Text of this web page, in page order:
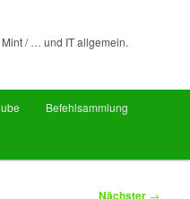
/ … und IT allgemein.
Befehlsammlung
Nächster →